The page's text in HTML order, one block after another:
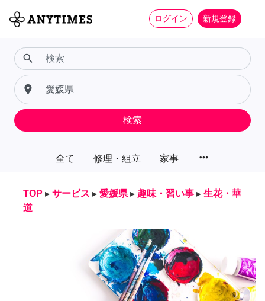
ログイン 新規登録
全て 修理・組立 家事 more_horiz
search
place
検索
TOP ▸ サービス ▸ 愛媛県 ▸ 趣味・習い事 ▸ 生花・華
道